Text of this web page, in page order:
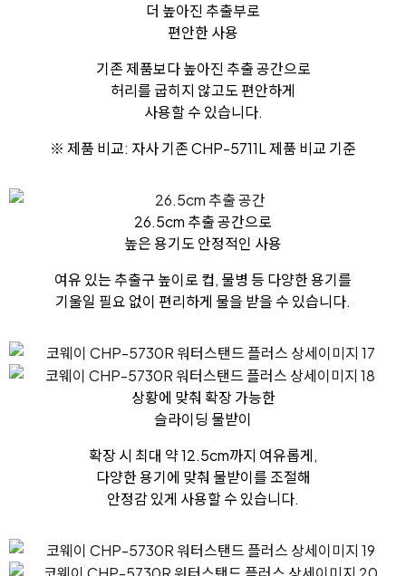
더 높아진 추출부로
편안한 사용
기존 제품보다 높아진 추출 공간으로
허리를 굽히지 않고도 편안하게
사용할 수 있습니다.
※ 제품 비교: 자사 기존 CHP-5711L 제품 비교 기준
26.5cm 추출 공간으로
높은 용기도 안정적인 사용
여유 있는 추출구 높이로 컵, 물병 등 다양한 용기를
기울일 필요 없이 편리하게 물을 받을 수 있습니다.
상황에 맞춰 확장 가능한
슬라이딩 물받이
확장 시 최대 약 12.5cm까지 여유롭게,
다양한 용기에 맞춰 물받이를 조절해
안정감 있게 사용할 수 있습니다.